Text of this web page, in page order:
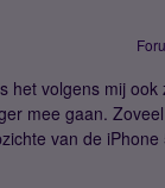
het volgens mij ook
mee gaan.
van de iPhone